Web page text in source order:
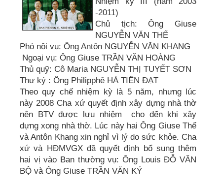
-2011)
Chủ tịch: Ông Giuse
NGUYỄN VĂN THỂ
Phó nội vụ: Ông Antôn NGUYỄN VĂN KHANG
Ngoại vụ: Ông Giuse TRẦN VĂN HOÀNG
Thủ quỹ: Cô Maria NGUYỄN THỊ TUYẾT SƠN
Thư ký : Ông Philipphê HÀ TIẾN ĐẠT
Theo quy chế nhiệm kỳ là 5 năm, nhưng lúc
này 2008 Cha xứ quyết định xây dựng nhà thờ
nên BTV được lưu nhiệm cho đến khi xây
dựng xong nhà thờ. Lúc này hai Ông Giuse Thể
và Antôn Khang xin nghỉ vì lý do sức khỏe. Cha
xứ và HĐMVGX đã quyết định bổ sung thêm
hai vị vào Ban thường vụ: Ông Louis ĐỖ VĂN
BỘ và Ông Giuse TRẦN VĂN KÝ